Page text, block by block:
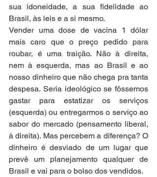
sua idoneidade, a sua fidelidade ao
Brasil, às leis e a si mesmo.
Vender uma dose de vacina 1 dólar
mais caro que o preço pedido para
roubar, é uma traição. Não à direita,
nem à esquerda, mas ao Brasil e ao
nosso dinheiro que não chega pra tanta
despesa. Seria ideológico se fôssemos
gastar para estatizar os serviços
(esquerda) ou entregarmos o serviço ao
sabor do mercado (pensamento liberal,
à direita). Mas percebem a diferença? O
dinheiro é desviado de um lugar que
prevê um planejamento qualquer de
Brasil e vai para o bolso dos vendidos.